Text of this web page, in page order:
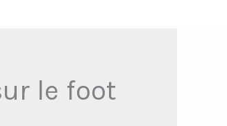
le foot